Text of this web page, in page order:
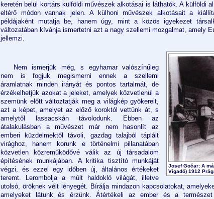
keretén belül kortárs külföldi művészek alkotásai is láthatók. A külföldi
eltérő módon vannak jelen. A külhoni művészek alkotásait a
példájaként mutatja be, hanem úgy, mint a közös igyekezet
változatában kívánja ismertetni azt a nagy szellemi mozgalmat, amely
jellemzi.
Josef Gočar: A
Vigadó) 1912
Nem ismerjük még, s egyhamar valószínűleg
nem is fogjuk megismerni ennek a szellemi
áramlatnak minden irányát és pontos tartalmát, de
érzékelhetjük azokat a jeleket, amelyek közvetlenül a
szemünk előtt változtatják meg a világkép gyökereit,
azt a képet, amelyet az előző koroktól vettünk át, s
amelytől lassacskán távolodunk. Ebben az
átalakulásban a művészet már nem hasonlít az
emberi küzdelmektől távoli, gazdag talajból táplált
virághoz, hanem korunk e történelmi pillanatában
közvetlen közreműködővé válik az új társadalom
építésének munkájában. A kritika tisztító munkáját
végzi, és ezzel egy időben új, általános értékeket
teremt. Lerombolja a múlt haldokló világát, illetve
utolsó, öröknek vélt lényegét. Bírálja mindazon kapcsolatokat,
amelyeket látunk és érzünk. Átértékeli az ember és a